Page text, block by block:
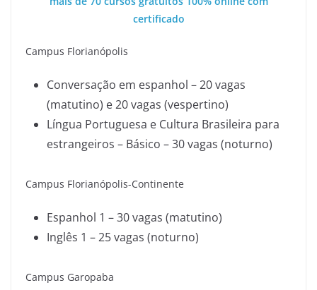
certificado
Campus Florianópolis
Conversação em espanhol – 20 vagas
(matutino) e 20 vagas (vespertino)
Língua Portuguesa e Cultura Brasileira para
estrangeiros – Básico – 30 vagas (noturno)
Campus Florianópolis-Continente
Espanhol 1 – 30 vagas (matutino)
Inglês 1 – 25 vagas (noturno)
Campus Garopaba